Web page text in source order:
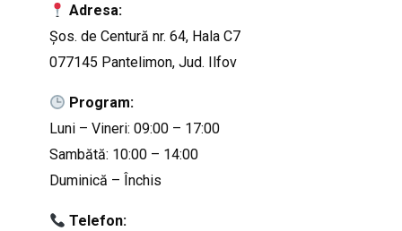
Adresa:
Șos. de Centură nr. 64, Hala C7
077145 Pantelimon, Jud. Ilfov
Program:
Luni – Vineri: 09:00 – 17:00
Sambătă: 10:00 – 14:00
Duminică – Închis
Telefon: